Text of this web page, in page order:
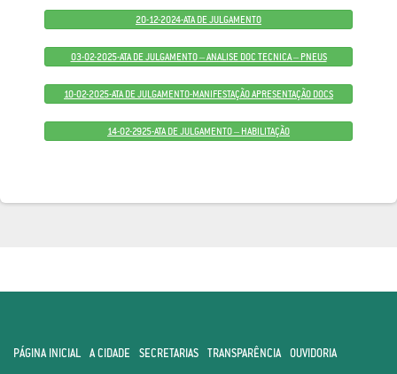
20-12-2024-ATA DE JULGAMENTO
03-02-2025-ATA DE JULGAMENTO – ANALISE DOC TECNICA – PNEUS
10-02-2025-ATA DE JULGAMENTO-MANIFESTAÇÃO APRESENTAÇÃO DOCS
14-02-2925-ATA DE JULGAMENTO – HABILITAÇÃO
PÁGINA INICIAL A CIDADE SECRETARIAS TRANSPARÊNCIA OUVIDORIA